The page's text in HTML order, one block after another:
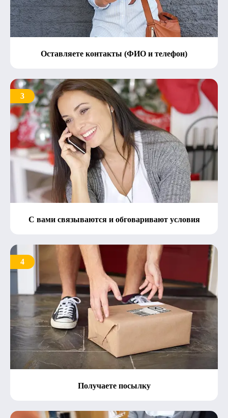
Оставляете контакты (ФИО и телефон)
3
С вами связываются и обговаривают условия
4
Получаете посылку